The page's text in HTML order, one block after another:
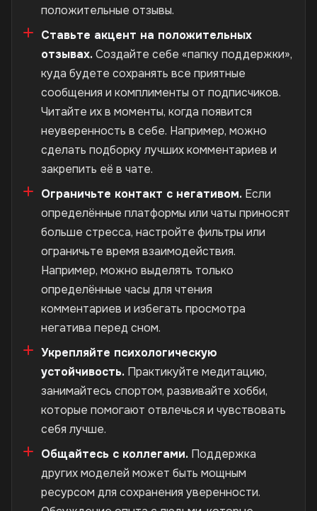
положительные отзывы.
Ставьте акцент на положительных
отзывах.Создайте себе «папку поддержки»,
куда будете сохранять все приятные
сообщения и комплименты от подписчиков.
Читайте их в моменты, когда появится
неуверенность в себе. Например, можно
сделать подборку лучших комментариев и
закрепить её в чате.
Ограничьте контакт с негативом. Если
определённые платформы или чаты приносят
больше стресса, настройте фильтры или
ограничьте время взаимодействия.
Например, можно выделять только
определённые часы для чтения
комментариев и избегать просмотра
негатива перед сном.
Укрепляйте психологическую
устойчивость. Практикуйте медитацию,
занимайтесь спортом, развивайте хобби,
которые помогают отвлечься и чувствовать
себя лучше.
Общайтесь с коллегами. Поддержка
других моделей может быть мощным
ресурсом для сохранения уверенности.